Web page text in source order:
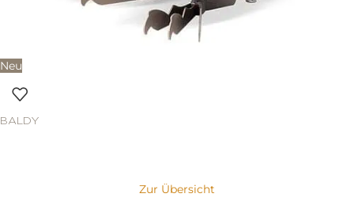
Neu
BALDY
Zur Übersicht